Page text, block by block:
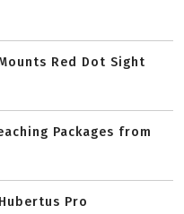
Red Dot Sight
Packages from
Pro